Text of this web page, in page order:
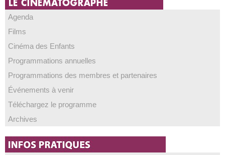
Agenda
Films
Cinéma des Enfants
Programmations annuelles
Programmations des membres et partenaires
Événements à venir
Téléchargez le programme
Archives